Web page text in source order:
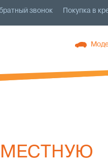
Покупка в
звонок